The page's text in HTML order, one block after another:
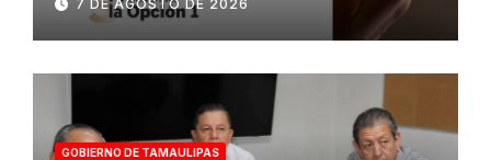
7 DE AGOSTO DE 2026
GOBIERNO DE TAMAULIPAS